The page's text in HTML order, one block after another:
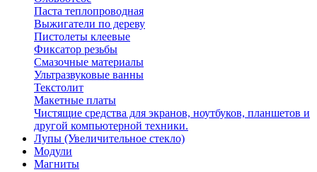
Паста теплопроводная
Выжигатели по дереву
Пистолеты клеевые
Фиксатор резьбы
Смазочные материалы
Ультразвуковые ванны
Текстолит
Макетные платы
Чистящие средства для экранов, ноутбуков, планшетов и
другой компьютерной техники.
Лупы (Увеличительное стекло)
Модули
Магниты